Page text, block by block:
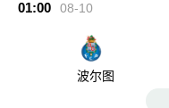
01:00 08-10
波尔图